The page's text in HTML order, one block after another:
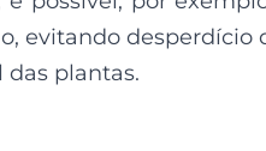
evitando desperdício
plantas.